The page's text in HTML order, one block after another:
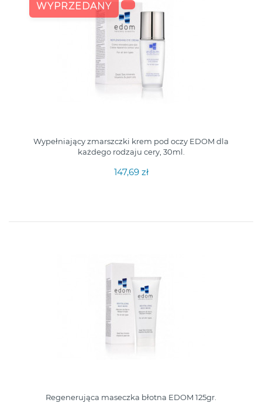
WYPRZEDANY
Wypełniający zmarszczki krem pod oczy EDOM dla
każdego rodzaju cery, 30ml.
147,69 zł
Regenerująca maseczka błotna EDOM 125gr.